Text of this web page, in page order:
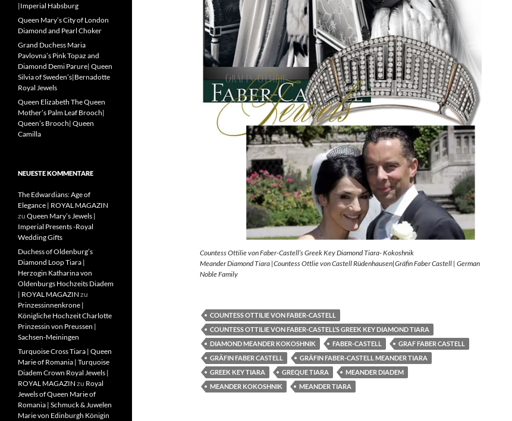
Countess Ottilie von Faber-Castell’s Greek Key Diamond Tiara- Kokoshnik
Meander Diamond Tiara |Countess Ottlie von Castell Rüdenhausen|Gräfin Faber Castell | German
Noble Family
COUNTESS OTTILIE VON FABER-CASTELL
COUNTESS OTTILIE VON FABER-CASTELL’S GREEK KEY DIAMOND TIARA
DIAMOND MEANDER KOKOSHNIK
FABER-CASTELL
GRAF FABER CASTELL
GRÄFIN FABER CASTELL
GRÄFIN FABER-CASTELL MEANDER TIARA
GREEK KEY TIARA
GREQUE TIARA
MEANDER DIADEM
MEANDER KOKOSHNIK
MEANDER TIARA
|Imperial Habsburg
Queen Mary’s City of London
Diamond and Pearl Choker
Grand Duchess Maria
Pavlovna’s Pink Topaz and
Diamond Demi Parure| Queen
Silvia of Sweden’s|Bernadotte
Royal Jewels
Queen Elizabeth The Queen
Mother’s Palm Leaf Brooch|
Queen’s Brooch| Queen
Camilla
NEUESTE KOMMENTARE
The Edwardians: Age of
Elegance | ROYAL MAGAZIN
zu Queen Mary’s Jewels |
Imperial Presents -Royal
Wedding Gifts
Duchess of Oldenburg’s
Diamond Loop Tiara |
Herzogin Katharina von
Oldenburgs Hochzeits Diadem
| ROYAL MAGAZIN zu
Prinzessinnenkrone |
Königliche Hochzeit Charlotte
Prinzessin von Preussen |
Sachsen-Meiningen
Turquoise Cross Tiara | Queen
Marie of Romania | Turquoise
Diadem Crown Royal Jewels |
ROYAL MAGAZIN zu Royal
Jewels of Queen Marie of
Romania | Schmuck & Juwelen
Marie von Edinburgh Königin